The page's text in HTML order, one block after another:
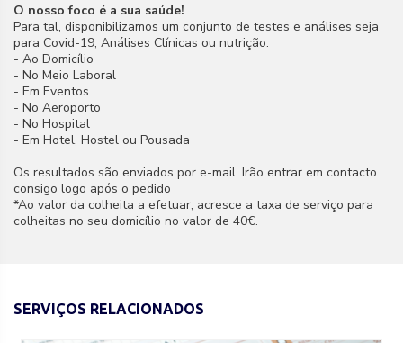
O nosso foco é a sua saúde!
Para tal, disponibilizamos um conjunto de testes e análises seja
para Covid-19, Análises Clínicas ou nutrição.
- Ao Domicílio
- No Meio Laboral
- Em Eventos
- No Aeroporto
- No Hospital
- Em Hotel, Hostel ou Pousada
Os resultados são enviados por e-mail. Irão entrar em contacto
consigo logo após o pedido
*Ao valor da colheita a efetuar, acresce a taxa de serviço para
colheitas no seu domicílio no valor de 40€.
SERVIÇOS RELACIONADOS